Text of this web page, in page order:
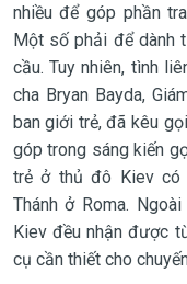
nhiều để góp phần
Một số phải để dành
cầu. Tuy nhiên, tình
cha Bryan Bayda,
ban giới trẻ, đã kêu
góp trong sáng kiến
trẻ ở thủ đô Kiev có
Thánh ở Roma.
Kiev đều nhận được
cụ cần thiết cho